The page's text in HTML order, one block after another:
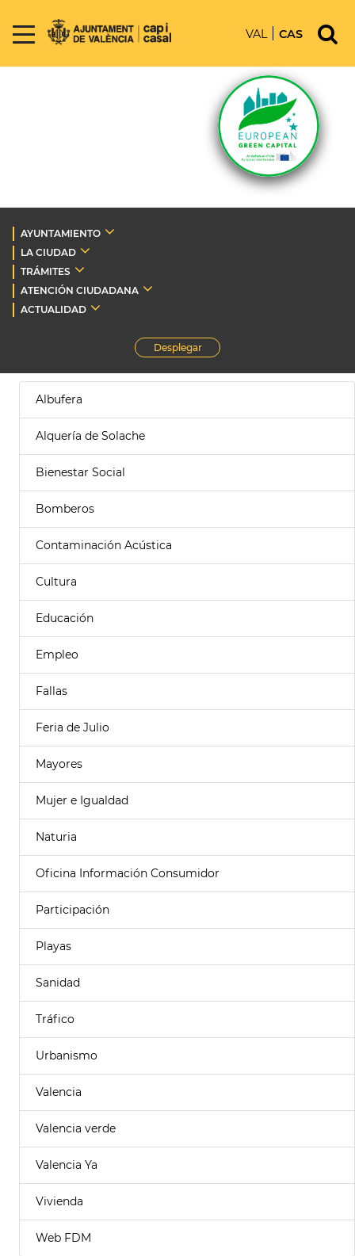
VAL CAS
AYUNTAMIENTO
LA CIUDAD
TRÁMITES
ATENCIÓN CIUDADANA
ACTUALIDAD
Desplegar
Albufera
Alquería de Solache
Bienestar Social
Bomberos
Contaminación Acústica
Cultura
Educación
Empleo
Fallas
Feria de Julio
Mayores
Mujer e Igualdad
Naturia
Oficina Información Consumidor
Participación
Playas
Sanidad
Tráfico
Urbanismo
Valencia
Valencia verde
Valencia Ya
Vivienda
Web FDM